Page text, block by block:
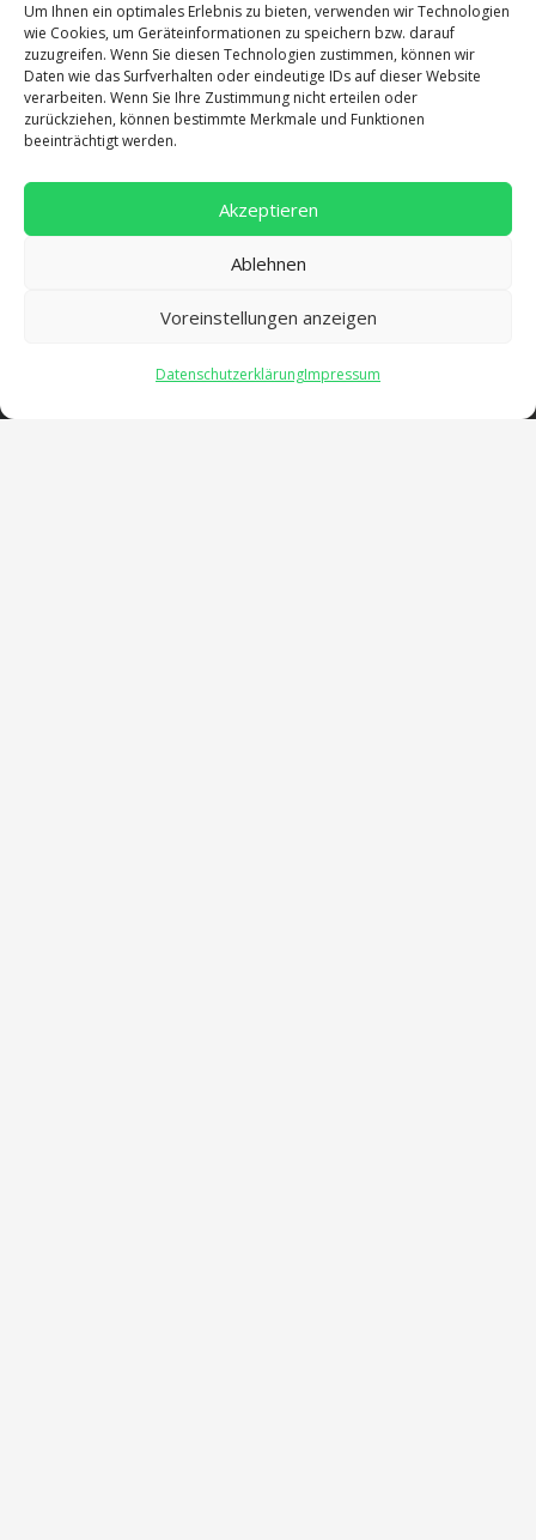
Um Ihnen ein optimales Erlebnis zu bieten, verwenden wir Technologien
wie Cookies, um Geräteinformationen zu speichern bzw. darauf
zuzugreifen. Wenn Sie diesen Technologien zustimmen, können wir
Daten wie das Surfverhalten oder eindeutige IDs auf dieser Website
verarbeiten. Wenn Sie Ihre Zustimmung nicht erteilen oder
zurückziehen, können bestimmte Merkmale und Funktionen
beeinträchtigt werden.
Akzeptieren
Ablehnen
Voreinstellungen anzeigen
DatenschutzerklärungImpressum